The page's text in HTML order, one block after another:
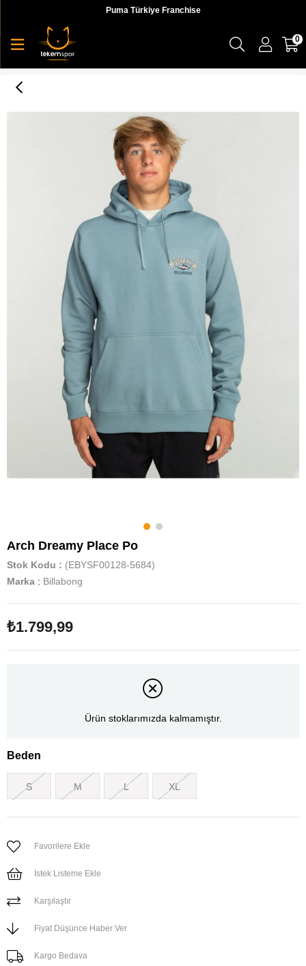
Puma Türkiye Franchise
0
Arch Dreamy Place Po
Stok Kodu
(EBYSF00128-5684)
Marka : Billabong
₺1.799,99
Ürün stoklarımızda kalmamıştır.
Beden
S M L XL
Favorilere Ekle
İstek Listeme Ekle
Karşılaştır
Fiyat Düşünce Haber Ver
Kargo Bedava